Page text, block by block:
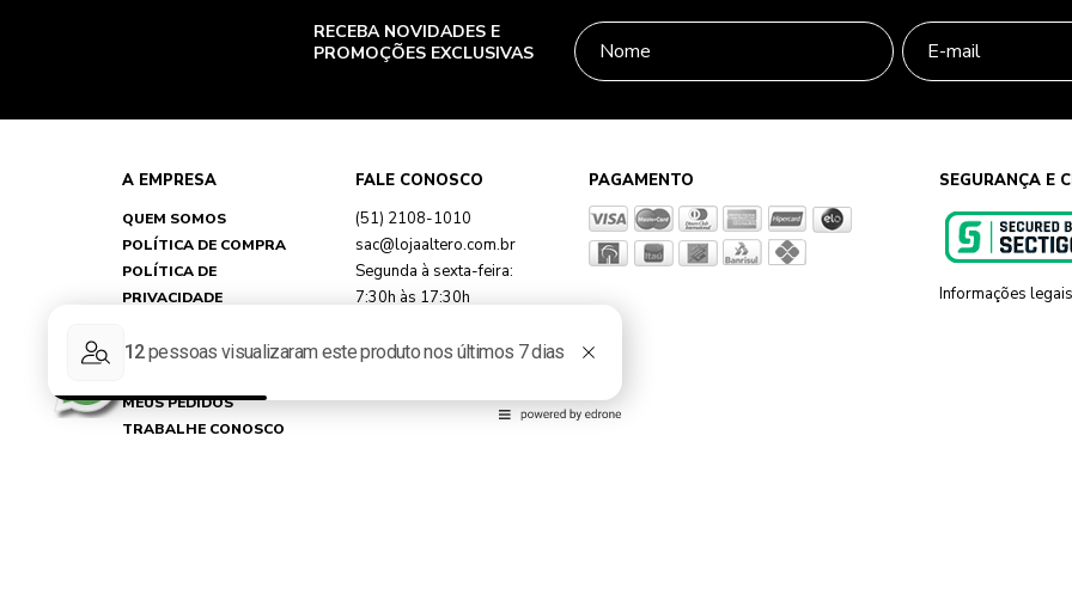
RECEBA NOVIDADES E
PROMOÇÕES EXCLUSIVAS
A EMPRESA
QUEM SOMOS
POLÍTICA DE COMPRA
POLÍTICA DE
PRIVACIDADE
FAQ
MEUS PEDIDOS
TRABALHE CONOSCO
FALE CONOSCO
(51) 2108-1010
sac@lojaaltero.com.br
Segunda à sexta-feira:
7:30h às 17:30h
PAGAMENTO SEGURANÇA E
Informações legais